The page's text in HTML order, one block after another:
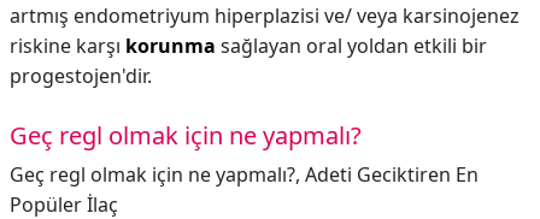
artmış endometriyum hiperplazisi ve/ veya karsinojenez
riskine karşı korunma sağlayan oral yoldan etkili bir
progestojen'dir.
Geç regl olmak için ne yapmalı?
Geç regl olmak için ne yapmalı?, Adeti Geciktiren En
Popüler İlaç